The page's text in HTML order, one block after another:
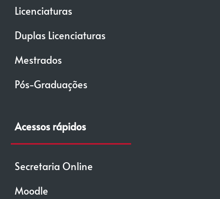
Licenciaturas
Duplas Licenciaturas
Mestrados
Pós-Graduações
Acessos rápidos
Secretaria Online
Moodle